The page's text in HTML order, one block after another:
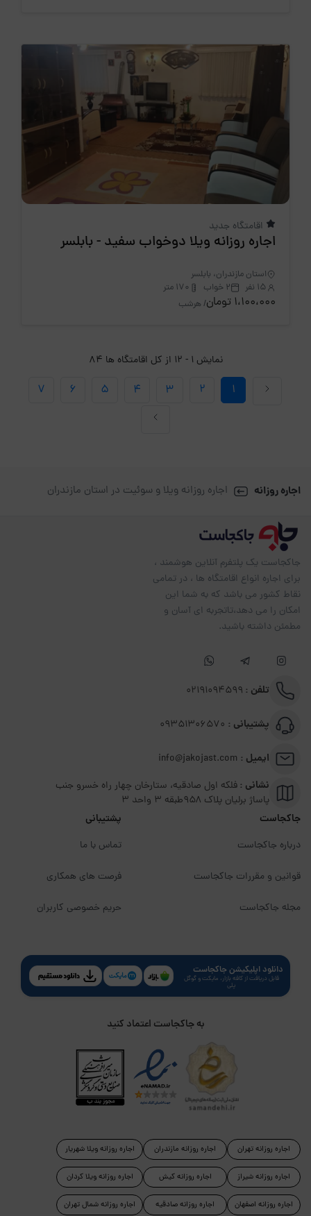
اقامتگاه جدید
اجاره روزانه ویلا دوخواب سفید - بابلسر
استان مازندران، بابلسر
15 نفر
2 خواب 170 متر
1،100،000 تومان / هرشب
نمایش 1 - 12 از کل اقامتگاه ها 84
1
2
3
4
5
6
7
اجاره روزانه اجاره روزانه ویلا و سوئیت در استان مازندران
جاکجاست یک پلتفرم آنلاین هوشمند ،
برای اجاره انواع اقامتگاه ها ، در تمامی
نقاط کشور می باشد که به شما این
امکان را می دهد،تاتجربه ای آسان و
مطمئن داشته باشید.
تلفن : 02191094599
پشتیبانی :
ایمیل :
نشانی :فلکه اول صادقیه، ستارخان چهار راه خسرو جنب
پاساژ برلیان پلاک ۹۵۸طبقه 3 واحد 3
جاکجاست
درباره جاکجاست
قوانین و مقررات جاکجاست
مجله جاکجاست
پشتیبانی
تماس با ما
فرصت های همکاری
حریم خصوصی کاربران
دانلود اپلیکیشن جاکجاست
قابل دریافت از کافه بازار، مایکت و گوگل
پلی
به جاکجاست اعتماد کنید
اجاره روزانه تهران
اجاره روزانه شیراز
اجاره روزانه اصفهان
اجاره روزانه مازندران
اجاره روزانه کیش
اجاره روزانه صادقیه
اجاره روزانه ویلا شهریار
اجاره روزانه ویلا کردان
اجاره روزانه شمال تهران